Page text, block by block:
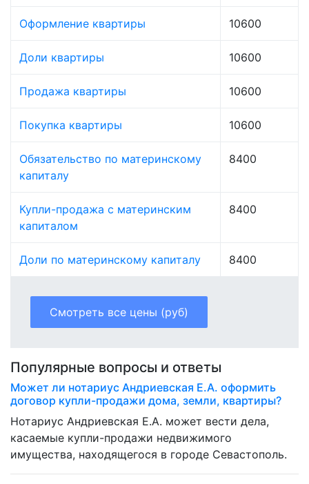
Оформление квартиры 10600
Доли квартиры 10600
Продажа квартиры 10600
Покупка квартиры 10600
Обязательство по материнскому
капиталу
8400
Купли-продажа с материнским
капиталом
8400
Доли по материнскому капиталу 8400
Смотреть все цены (руб)
Популярные вопросы и ответы
Может ли нотариус Андриевская Е.А. оформить
договор купли-продажи дома, земли, квартиры?
Нотариус Андриевская Е.А. может вести дела,
касаемые купли-продажи недвижимого
имущества, находящегося в городе Севастополь.